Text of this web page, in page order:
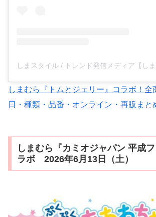
しまむら『トムとジェリー』コラボ！全
日・種類・品番・オンライン・再販まと
しまむら『カミオジャパン 平成
ラボ 2026年6月13日（土）